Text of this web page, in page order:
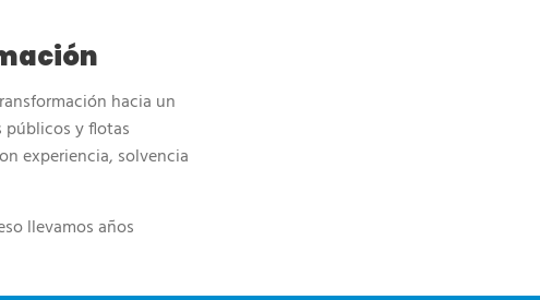
hacia un
públicos y flotas
experiencia, solvencia
llevamos años